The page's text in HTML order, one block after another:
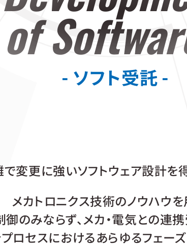
of
ソフト受託
変更に強いソフトウェア設計を
メカトロニクス技術のノウハウを
御のみならず、 メカ・電気との連
ロセスにおけるあらゆるフェー